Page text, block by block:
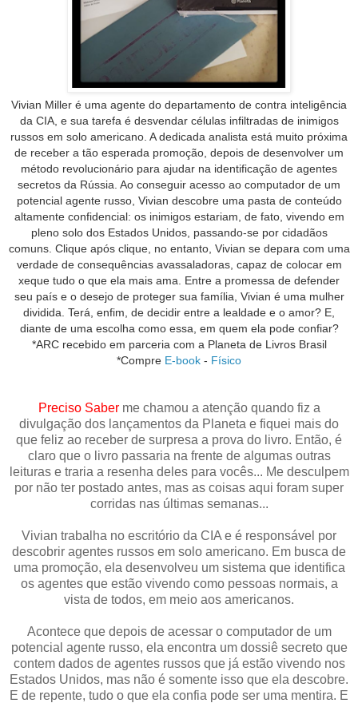
Vivian Miller é uma agente do departamento de contra inteligência
da CIA, e sua tarefa é desvendar células infiltradas de inimigos
russos em solo americano. A dedicada analista está muito próxima
de receber a tão esperada promoção, depois de desenvolver um
método revolucionário para ajudar na identificação de agentes
secretos da Rússia. Ao conseguir acesso ao computador de um
potencial agente russo, Vivian descobre uma pasta de conteúdo
altamente confidencial: os inimigos estariam, de fato, vivendo em
pleno solo dos Estados Unidos, passando-se por cidadãos
comuns. Clique após clique, no entanto, Vivian se depara com uma
verdade de consequências avassaladoras, capaz de colocar em
xeque tudo o que ela mais ama. Entre a promessa de defender
seu país e o desejo de proteger sua família, Vivian é uma mulher
dividida. Terá, enfim, de decidir entre a lealdade e o amor? E,
diante de uma escolha como essa, em quem ela pode confiar?
*ARC recebido em parceria com a Planeta de Livros Brasil
*Compre E-book - Físico
Preciso Saberme chamou a atenção quando fiz a
divulgação dos lançamentos da Planeta e fiquei mais do
que feliz ao receber de surpresa a prova do livro. Então, é
claro que o livro passaria na frente de algumas outras
leituras e traria a resenha deles para vocês... Me desculpem
por não ter postado antes, mas as coisas aqui foram super
corridas nas últimas semanas...
Vivian trabalha no escritório da CIA e é responsável por
descobrir agentes russos em solo americano. Em busca de
uma promoção, ela desenvolveu um sistema que identifica
os agentes que estão vivendo como pessoas normais, a
vista de todos, em meio aos americanos.
Acontece que depois de acessar o computador de um
potencial agente russo, ela encontra um dossiê secreto que
contem dados de agentes russos que já estão vivendo nos
Estados Unidos, mas não é somente isso que ela descobre.
E de repente, tudo o que ela confia pode ser uma mentira. E